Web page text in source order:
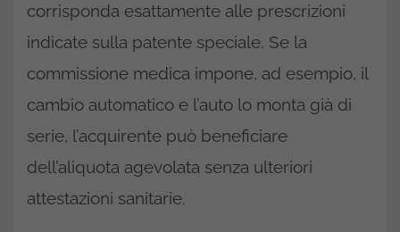
corrisponda esattamente alle prescrizioni
indicate sulla patente speciale. Se la
commissione medica impone, ad esempio, il
cambio automatico e l’auto lo monta già di
serie, l’acquirente può beneficiare
dell’aliquota agevolata senza ulteriori
attestazioni sanitarie.